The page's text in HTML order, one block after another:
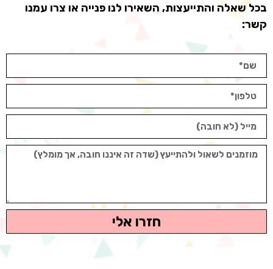
בכל שאלה והתייעצות, השאירו לנו פנייה או צרו עמנו
קשר:
חזרו אלי